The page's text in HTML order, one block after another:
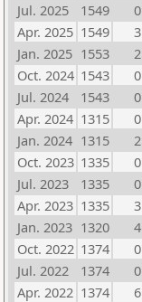
Jul. 2025
1549 0
Apr. 2025 1549 3
Jan. 2025 1553 2
Oct. 2024 1543 0
Jul. 2024
1543 0
Apr. 2024 1315 0
Jan. 2024 1315 2
Oct. 2023 1335 0
Jul. 2023
1335 0
Apr. 2023 1335 3
Jan. 2023 1320 4
Oct. 2022 1374 0
Jul. 2022
1374 0
Apr. 2022 1374 6